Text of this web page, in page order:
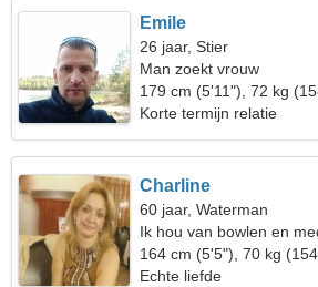
Emile
26 jaar, Stier
Man zoekt vrouw
179 cm (5'11"), 72 kg
Korte termijn relatie
Charline
60 jaar, Waterman
Ik hou van bowlen en
164 cm (5'5"), 70 kg
Echte liefde